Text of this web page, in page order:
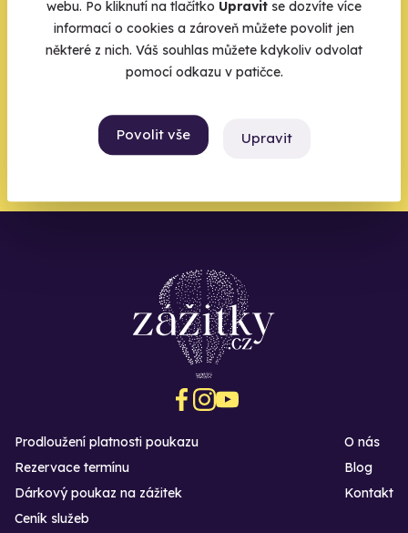
webu. Po kliknutí na tlačítko Upravit se dozvíte více
informací o cookies a zároveň můžete povolit jen
některé z nich. Váš souhlas můžete kdykoliv odvolat
pomocí odkazu v patičce.
Povolit vše Upravit
Váš e-mail je vstupenka do světa, kde se žije naplno. Pojďte
Chci být u toho
Prodloužení platnosti poukazu
Rezervace termínu
Dárkový poukaz na zážitek
O nás
Blog
Kontakt
Ceník služeb